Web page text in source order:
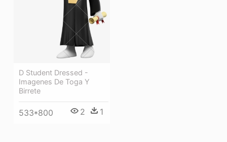
D Student Dressed -
Imagenes De Toga Y
Birrete
533*800 2 1